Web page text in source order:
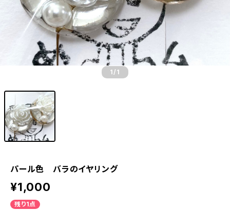
1 /1
パール色 バラのイヤリング
¥1,000
残り1点